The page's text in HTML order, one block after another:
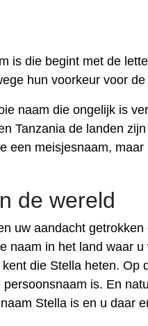
is die begint met de
hun voorkeur voor de
naam die ongelijk is
Tanzania de landen
een meisjesnaam,
de wereld
uw aandacht
naam in het land waar
die Stella heten. Op
is. En
Stella is en u daar